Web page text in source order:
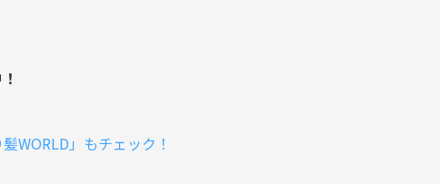
WORLD」もチェック！